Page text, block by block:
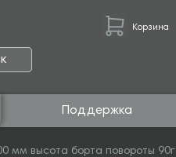
Корзина
Поддержка
мм высота борта повороты 90г